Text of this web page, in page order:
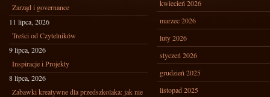
Zarząd i governance
11 lipca, 2026
Treści od Czytelników
9 lipca, 2026
Inspiracje i Projekty
8 lipca, 2026
Zabawki kreatywne dla przedszkolaka: jak nie
kwiecień 2026
marzec 2026
luty 2026
styczeń 2026
grudzień 2025
listopad 2025